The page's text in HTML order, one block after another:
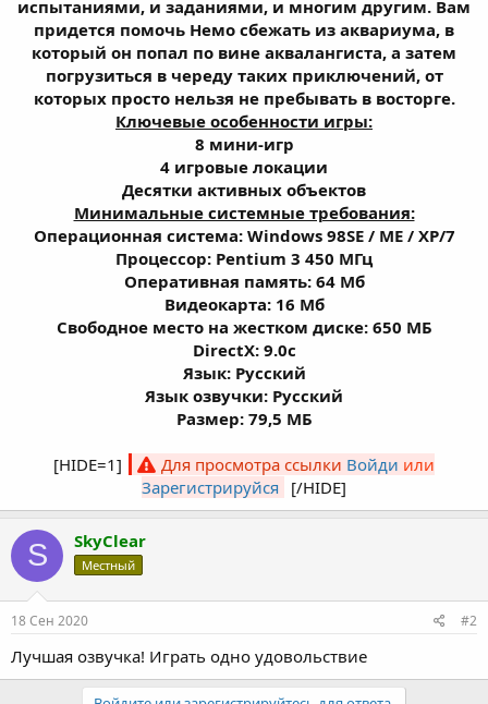
испытаниями, и заданиями, и многим другим. Вам
придется помочь Немо сбежать из аквариума, в
который он попал по вине аквалангиста, а затем
погрузиться в череду таких приключений, от
которых просто нельзя не пребывать в восторге.
Ключевые особенности игры:
8 мини-игр
4 игровые локации
Десятки активных объектов
Минимальные системные требования:
Операционная система: Windows 98SE / ME / ХР/7
Процессор: Pentium 3 450 МГц
Оперативная память: 64 Мб
Видеокарта: 16 Мб
Свободное место на жестком диске: 650 МБ
DirectX: 9.0c
Язык: Русский
Язык озвучки: Русский
Размер: 79,5 МБ
[HIDE=1] Для просмотра ссылки Войди или
Зарегистрируйся [/HIDE]​
S SkyClear
Местный
18 Сен 2020 #2
Лучшая озвучка! Играть одно удовольствие